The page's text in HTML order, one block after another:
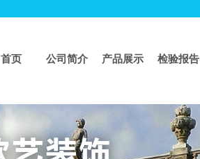
首页 公司简介 产品展示 检验报告